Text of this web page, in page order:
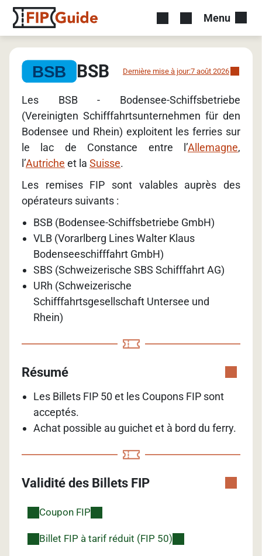
Menu
BSB Dernière mise à jour:7 août 2026
Les BSB - Bodensee-Schiffsbetriebe
(Vereinigten Schifffahrtsunternehmen für den
Bodensee und Rhein) exploitent les ferries sur
le lac de Constance entre l’Allemagne,
l’Autriche et la Suisse.
Les remises FIP sont valables auprès des
opérateurs suivants :
BSB (Bodensee-Schiffsbetriebe GmbH)
VLB (Vorarlberg Lines Walter Klaus
Bodenseeschifffahrt GmbH)
SBS (Schweizerische SBS Schifffahrt AG)
URh (Schweizerische
Schifffahrtsgesellschaft Untersee und
Rhein)
Résumé
Les Billets FIP 50 et les Coupons FIP sont
acceptés.
Achat possible au guichet et à bord du ferry.
Validité des Billets FIP
Coupon FIP
Billet FIP à tarif réduit (FIP 50)